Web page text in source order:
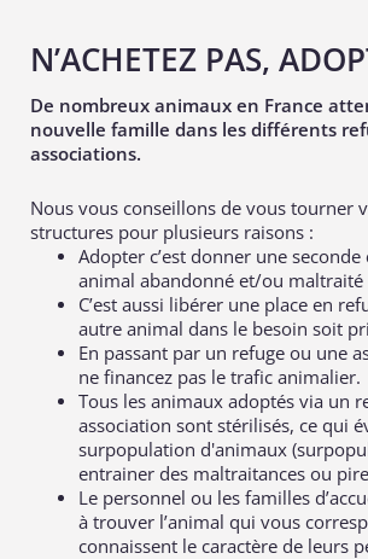
N’ACHETEZ PAS,
De nombreux animaux en France
nouvelle famille dans les différents
associations.
Nous vous conseillons de vous tourner
structures pour plusieurs raisons :
Adopter c’est donner une seconde
animal abandonné et/ou maltraité
C’est aussi libérer une place en
autre animal dans le besoin soit
En passant par un refuge ou une
ne financez pas le trafic animalier.
Tous les animaux adoptés via un
association sont stérilisés, ce qui
surpopulation d'animaux
entrainer des maltraitances ou
Le personnel ou les familles
à trouver l’animal qui vous
connaissent le caractère de leurs